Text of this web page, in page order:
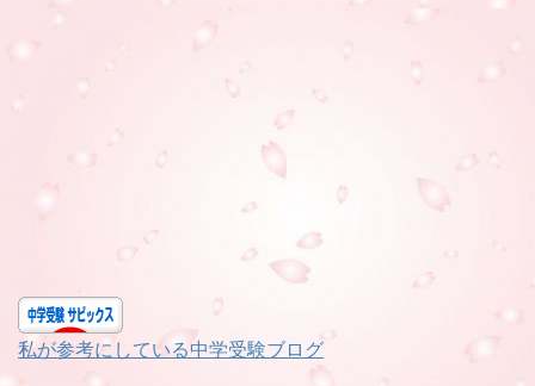
私が参考にしている中学受験ブログ